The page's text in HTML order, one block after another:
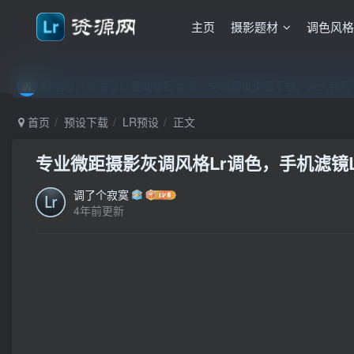
主页 摄影题材 调色风格
好消息，好消息！赞助钻石会员，全站预设免费下载，永久
首页 预设下载 LR预设 正文
专业微距摄影灰调风格Lr调色，手机滤
调了个寂寞
4年前更新